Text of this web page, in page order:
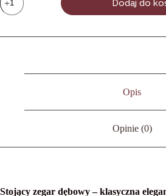
Okrągły
zegar
dębowy
Dodaj do
Opis
Opinie (0)
Stojący zegar dębowy – klasyczna